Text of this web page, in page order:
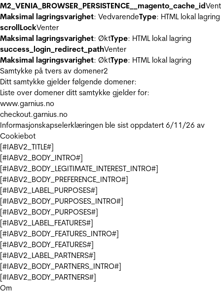
M2_VENIA_BROWSER_PERSISTENCE__magento_cache_id
Maksimal lagringsvarighet: VedvarendeType: HTML lokal lagring
scrollLockVenter
Maksimal lagringsvarighet: ØktType: HTML lokal lagring
success_login_redirect_pathVenter
Maksimal lagringsvarighet: ØktType: HTML lokal lagring
Samtykke på tvers av domener2
Ditt samtykke gjelder følgende domener:
Liste over domener ditt samtykke gjelder for:
www.garnius.no
checkout.garnius.no
Informasjonskapselerklæringen ble sist oppdatert 6/11/26 av
Cookiebot
[#IABV2_TITLE#]
[#IABV2_BODY_INTRO#]
[#IABV2_BODY_LEGITIMATE_INTEREST_INTRO#]
[#IABV2_BODY_PREFERENCE_INTRO#]
[#IABV2_LABEL_PURPOSES#]
[#IABV2_BODY_PURPOSES_INTRO#]
[#IABV2_BODY_PURPOSES#]
[#IABV2_LABEL_FEATURES#]
[#IABV2_BODY_FEATURES_INTRO#]
[#IABV2_BODY_FEATURES#]
[#IABV2_LABEL_PARTNERS#]
[#IABV2_BODY_PARTNERS_INTRO#]
[#IABV2_BODY_PARTNERS#]
Om